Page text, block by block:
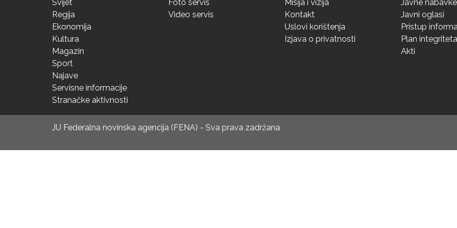
Svijet
Regija
Ekonomija
Kultura
Magazin
Sport
Najave
Servisne informacije
Stranačke aktivnosti
Foto servis
Video servis
Misija i vizija
Kontakt
Uslovi korištenja
Izjava o privatnosti
Javne nabavke
Javni oglasi
Pristup
Plan integriteta
Akti
JU Federalna novinska agencija (FENA) - Sva prava zadržana